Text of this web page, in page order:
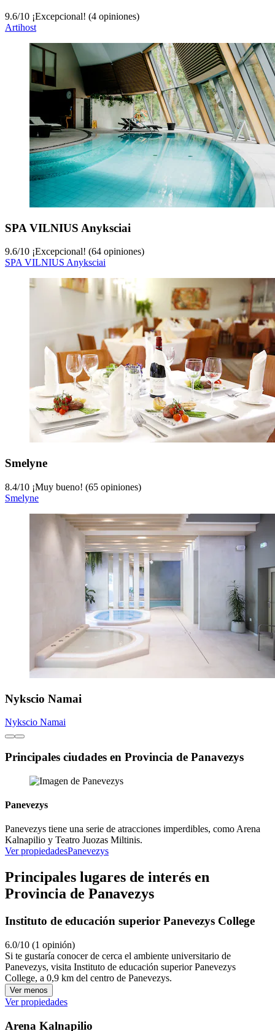
9.6/10 ¡Excepcional! (4 opiniones)
Artihost
SPA VILNIUS Anyksciai
9.6/10 ¡Excepcional! (64 opiniones)
SPA VILNIUS Anyksciai
Smelyne
8.4/10 ¡Muy bueno! (65 opiniones)
Smelyne
Nykscio Namai
Nykscio Namai
Principales ciudades en Provincia de Panavezys
Panevezys
Panevezys tiene una serie de atracciones imperdibles, como Arena
Kalnapilio y Teatro Juozas Miltinis.
Ver propiedadesPanevezys
Principales lugares de interés en
Provincia de Panavezys
Instituto de educación superior Panevezys College
6.0/10 (1 opinión)
Si te gustaría conocer de cerca el ambiente universitario de
Panevezys, visita Instituto de educación superior Panevezys
College, a 0,9 km del centro de Panevezys.
Ver menos
Ver propiedades
Arena Kalnapilio